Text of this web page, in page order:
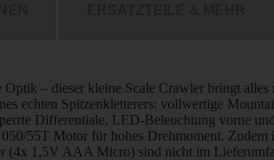
– dieser kleine Scale Crawler bringt
echten Spitzenkletterers: vollwertige
Differentiale, LED-Beleuchtung vorne
55T Motor für hohes Drehmoment.
(4x 1,5V AAA Micro) sind nicht im